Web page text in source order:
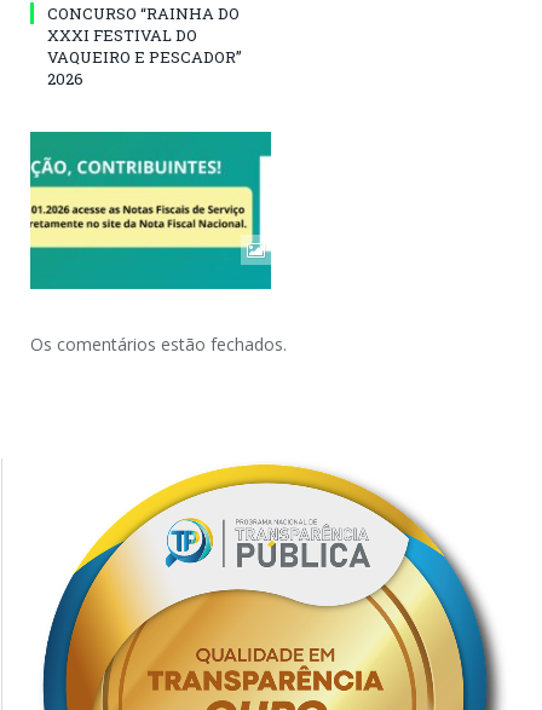
CONCURSO “RAINHA DO
XXXI FESTIVAL DO
VAQUEIRO E PESCADOR”
2026
Os comentários estão fechados.